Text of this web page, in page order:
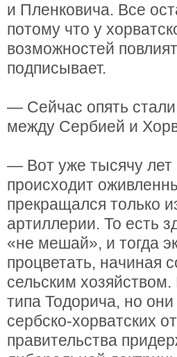
и Пленковича. Все
потому что у
возможностей
подписывает.
— Сейчас опять
между Сербией и
— Вот уже тысячу
происходит
прекращался только
артиллерии. То есть
«не мешай», и тогда
процветать, начиная
сельским
типа Тодорича, но
сербско-хорватских
правительства